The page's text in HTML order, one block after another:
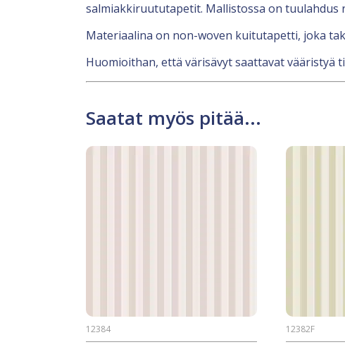
salmiakkiruututapetit. Mallistossa on tuulahdus
Materiaalina on non-woven kuitutapetti, joka
Huomioithan, että värisävyt saattavat vääristyä
Saatat myös pitää...
12384 12382F